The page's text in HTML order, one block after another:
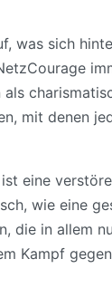
was sich
mit denen
eine
wie eine
die in allem
Kampf